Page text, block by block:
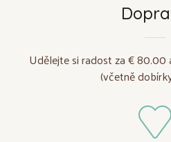
Udělejte si radost za €
(včetně